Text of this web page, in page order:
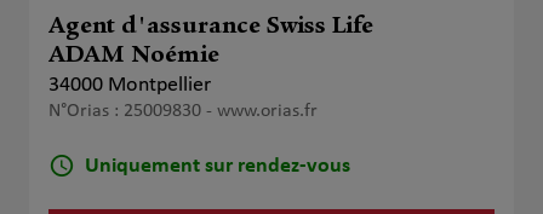
Agent d'assurance Swiss Life
ADAM Noémie
34000 Montpellier
N°Orias : 25009830 - www.orias.fr
Uniquement sur rendez-vous